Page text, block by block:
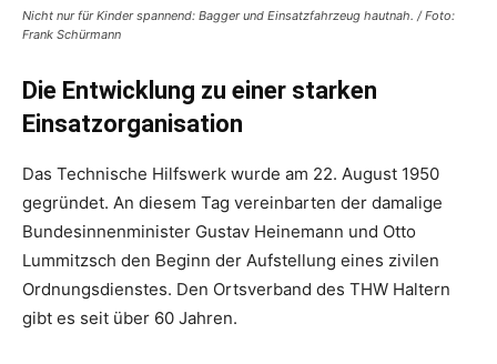
Nicht nur für Kinder spannend: Bagger und Einsatzfahrzeug hautnah. / Foto:
Frank Schürmann
Die Entwicklung zu einer starken
Einsatzorganisation
Das Technische Hilfswerk wurde am 22. August 1950
gegründet. An diesem Tag vereinbarten der damalige
Bundesinnenminister Gustav Heinemann und Otto
Lummitzsch den Beginn der Aufstellung eines zivilen
Ordnungsdienstes. Den Ortsverband des THW Haltern
gibt es seit über 60 Jahren.